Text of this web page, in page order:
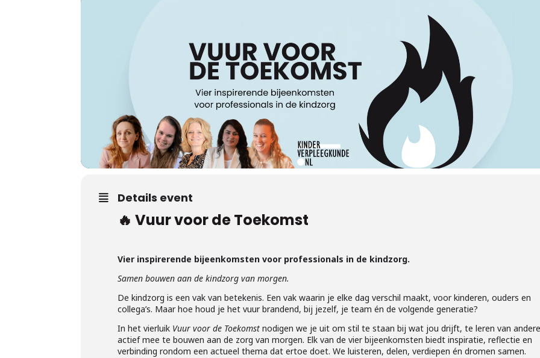
Details event
🔥 Vuur voor de Toekomst
Vier inspirerende bijeenkomsten voor professionals in de kindzorg.
Samen bouwen aan de kindzorg van morgen.
De kindzorg is een vak van betekenis. Een vak waarin je elke dag verschil maakt, voor kinderen, ouders en
collega’s. Maar hoe houd je het vuur brandend, bij jezelf, je team én de volgende generatie?
In het vierluik Vuur voor de Toekomst nodigen we je uit om stil te staan bij wat jou drijft, te leren van
actief mee te bouwen aan de zorg van morgen. Elk van de vier bijeenkomsten biedt inspiratie, reflectie en
verbinding rondom een actueel thema dat ertoe doet. We luisteren, delen, verdiepen én dromen samen.